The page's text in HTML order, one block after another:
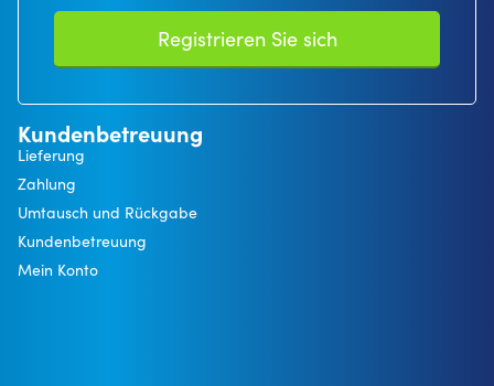
Registrieren Sie sich
Kundenbetreuung
Lieferung
Zahlung
Umtausch und Rückgabe
Kundenbetreuung
Mein Konto